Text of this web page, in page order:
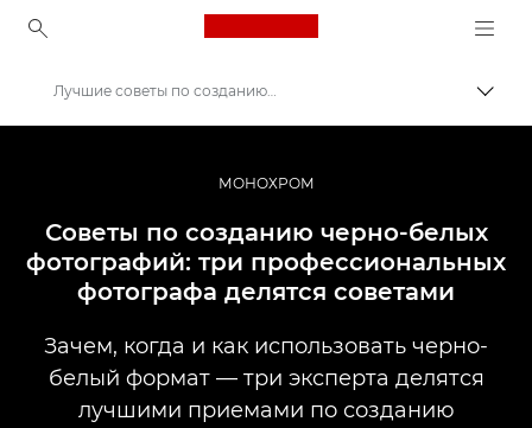
Canon Logo, back to
Профессиональная фото- и видеосъемка
Истории
Лучшие советы по созданию черно-белых фотографий
МОНОХРОМ
Советы по созданию черно-белых
фотографий: три профессиональных
фотографа делятся советами
Зачем, когда и как использовать черно-
белый формат — три эксперта делятся
лучшими приемами по созданию